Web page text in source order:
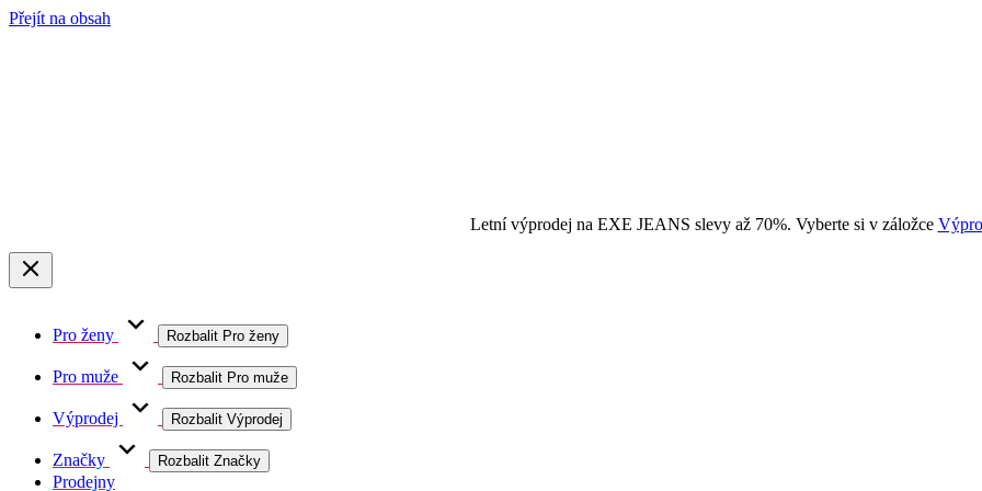
Přejít na obsah
Letní výprodej na EXE JEANS slevy až 70%. Vyberte si v záložce
Pro ženy Rozbalit Pro ženy
Pro muže Rozbalit Pro muže
Výprodej Rozbalit Výprodej
Značky Rozbalit Značky
Prodejny